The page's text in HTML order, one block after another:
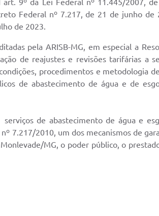
9º da Lei Federal nº 11.445/2007,
Federal nº 7.217, de 21 de junho de
de 2023.
pela ARISB-MG, em especial a
de reajustes e revisões tarifárias a
procedimentos e metodologia
de abastecimento de água e de
de abastecimento de água e
7.217/2010, um dos mecanismos de
MG, o poder público, o